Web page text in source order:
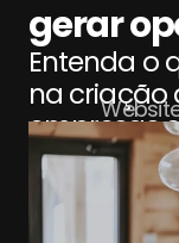
gerar
Entenda o
na criação
empresas
bem
geração